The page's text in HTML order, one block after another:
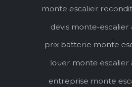
monte escalier
devis monte-escalier
prix batterie monte
louer monte escalier
entreprise monte